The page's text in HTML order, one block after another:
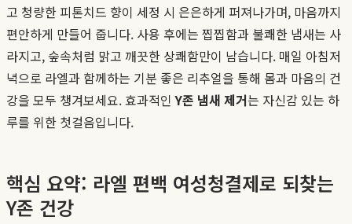
고 청량한 피톤치드 향이 세정 시 은은하게 퍼져나가며, 마음까지
편안하게 만들어 줍니다. 사용 후에는 찝찝함과 불쾌한 냄새는 사
라지고, 숲속처럼 맑고 깨끗한 상쾌함만이 남습니다. 매일 아침저
녁으로 라엘과 함께하는 기분 좋은 리추얼을 통해 몸과 마음의 건
강을 모두 챙겨보세요. 효과적인Y존 냄새 제거는 자신감 있는 하
루를 위한 첫걸음입니다.
핵심 요약: 라엘 편백 여성청결제로 되찾는
Y존 건강